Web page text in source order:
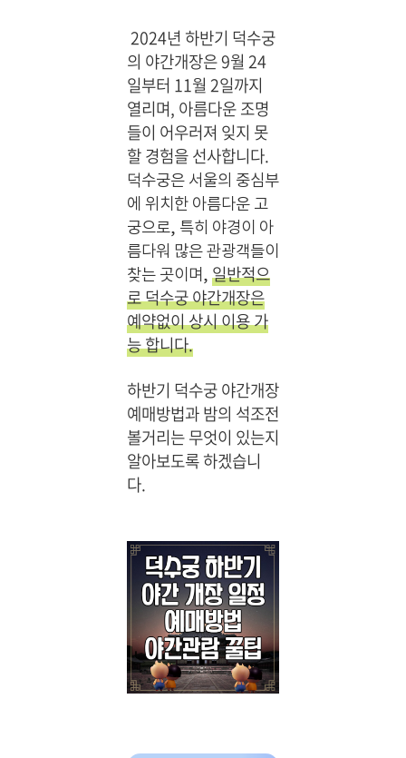
2024년 하반기 덕수궁
의 야간개장은 9월 24
일부터 11월 2일까지
열리며, 아름다운 조명
들이 어우러져 잊지 못
할 경험을 선사합니다.
덕수궁은 서울의 중심부
에 위치한 아름다운 고
궁으로, 특히 야경이 아
름다워 많은 관광객들이
찾는 곳이며, 일반적으
로 덕수궁 야간개장은
예약없이 상시 이용 가
능 합니다.
하반기 덕수궁 야간개장
예매방법과 밤의 석조전
볼거리는 무엇이 있는지
알아보도록 하겠습니
다.